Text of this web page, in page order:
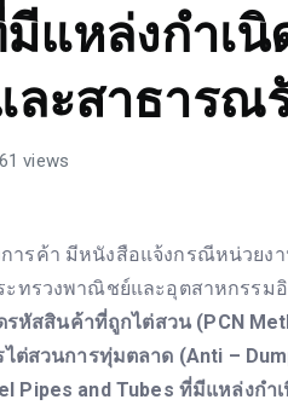
แหล่งกำเ
ละสาธารณ
views
รค้า มีหนังสือแจ้งกรณีหน่วยงา
ระทรวงพาณิชย์และอุตสาหกรรม
รหัสสินค้าที่ถูกไต่สวน (PCN
สวนการทุ่มตลาด (Anti –
Pipes and Tubes ที่มีแหล่งกำ